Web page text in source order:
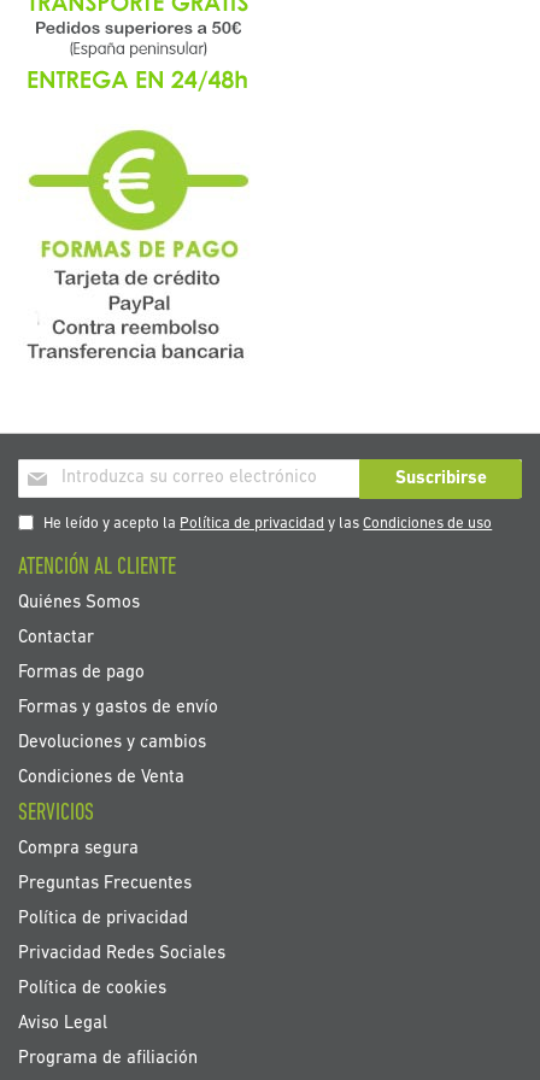
Inscríbase
a
nuestro
de
noticias:
Suscribirse
He leído y acepto la Política de privacidad y lasCondiciones de uso
ATENCIÓN AL CLIENTE
Quiénes Somos
Contactar
Formas de pago
Formas y gastos de envío
Devoluciones y cambios
Condiciones de Venta
SERVICIOS
Compra segura
Preguntas Frecuentes
Política de privacidad
Privacidad Redes Sociales
Política de cookies
Aviso Legal
Programa de afiliación